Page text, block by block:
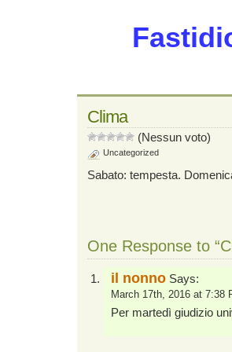
Clima
(Nessun voto)
Uncategorized
Sabato: tempesta.
One Response to
il nonno Says:
March 17th, 2016 at 7:38
Per martedì giudizio